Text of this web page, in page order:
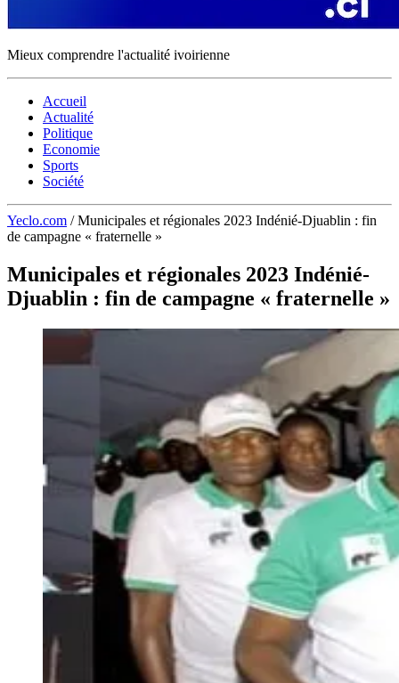
Mieux comprendre l'actualité ivoirienne
Accueil
Actualité
Politique
Economie
Sports
Société
Yeclo.com / Municipales et régionales 2023 Indénié-Djuablin : fin
de campagne « fraternelle »
Municipales et régionales 2023 Indénié-
Djuablin : fin de campagne « fraternelle »